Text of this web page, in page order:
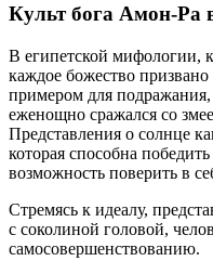
Культ бога Амон-Ра
В египетской мифологии,
каждое божество
примером для
еженощно сражался со
Представления о солнце
которая способна
возможность поверить в
Стремясь к идеалу,
с соколиной головой,
самосовершенствованию.